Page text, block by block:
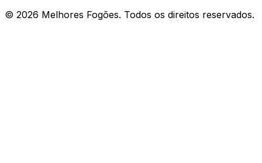
© 2026 Melhores Fogões. Todos os direitos reservados.